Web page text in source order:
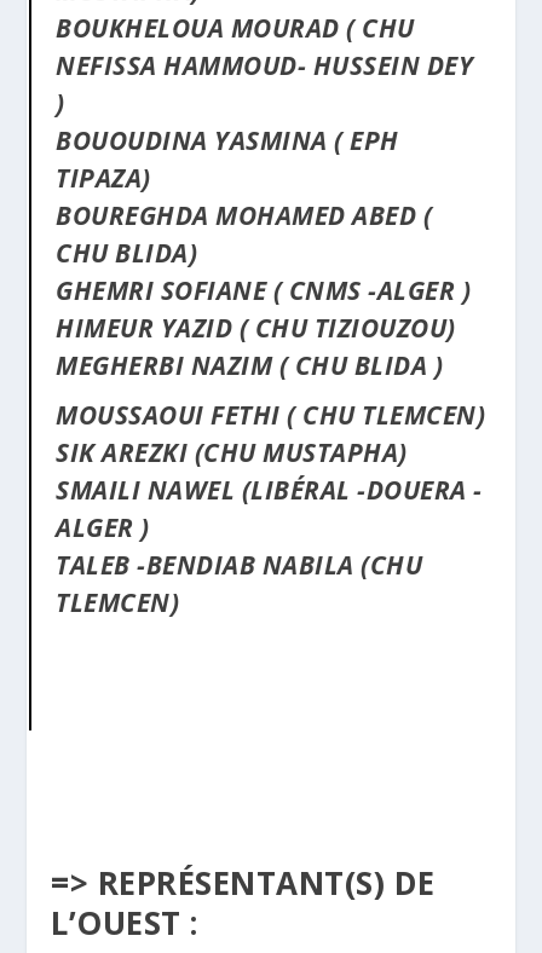
BOUKHELOUA MOURAD ( CHU
NEFISSA HAMMOUD- HUSSEIN DEY
)
BOUOUDINA YASMINA ( EPH
TIPAZA)
BOUREGHDA MOHAMED ABED (
CHU BLIDA)
GHEMRI SOFIANE ( CNMS -ALGER )
HIMEUR YAZID ( CHU TIZIOUZOU)
MEGHERBI NAZIM ( CHU BLIDA )
MOUSSAOUI FETHI ( CHU TLEMCEN)
SIK AREZKI (CHU MUSTAPHA)
SMAILI NAWEL (LIBÉRAL -DOUERA -
ALGER )
TALEB -BENDIAB NABILA (CHU
TLEMCEN)
=> REPRÉSENTANT(S) DE
L’OUEST :